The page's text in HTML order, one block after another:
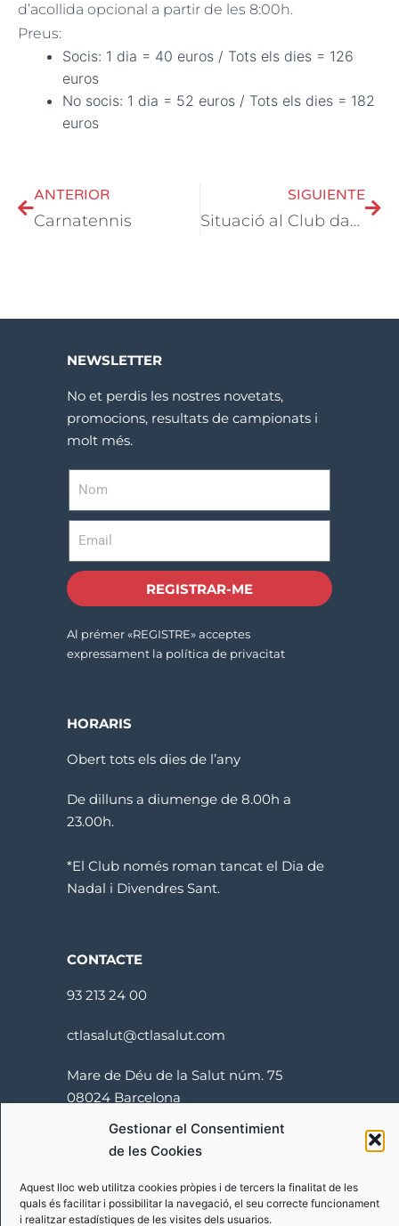
Gestionar el Consentimient
de les Cookies
Aquest lloc web utilitza cookies pròpies i de tercers la finalitat de les
quals és facilitar i possibilitar la navegació, el seu correcte funcionament
i realitzar estadístiques de les visites dels usuarios.
d’acollida opcional a partir de les 8:00h.
Preus:
Socis: 1 dia = 40 euros / Tots els dies = 126
euros
No socis: 1 dia = 52 euros / Tots els dies = 182
euros
ANTERIOR
Carnatennis
SIGUIENTE
Situació al Club davant del COVID-19
NEWSLETTER
No et perdis les nostres novetats,
promocions, resultats de campionats i
molt més.
REGISTRAR-ME
Al prémer «REGISTRE» acceptes
expressament la política de privacitat
HORARIS
Obert tots els dies de l’any
De dilluns a diumenge de 8.00h a
23.00h.
*El Club només roman tancat el Dia de
Nadal i Divendres Sant.
CONTACTE
93 213 24 00
ctlasalut@ctlasalut.com
Mare de Déu de la Salut núm. 75
08024 Barcelona